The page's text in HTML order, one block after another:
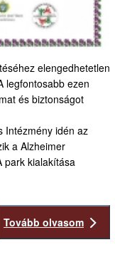
elengedhetetlen
legfontosabb ezen
és biztonságot
Intézmény idén az
a Alzheimer
park kialakítása
Tovább olvasom